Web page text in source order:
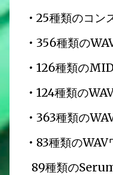
• 25種類のコン
• 356種類の
• 126種類の
• 124種類の
• 363種類の
• 83種類のWAV
89種類の